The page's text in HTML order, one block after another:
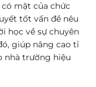
mặt của chức
tốt vấn đề nêu
học về sự chuyên
giúp nâng cao tỉ
nhà trường hiệu